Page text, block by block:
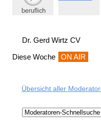
Dr. Gerd Wirtz CV
Diese Woche
ON AIR
Übersicht aller